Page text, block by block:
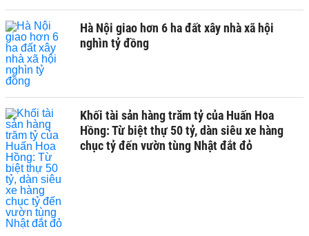
Hà Nội giao hơn 6 ha đất xây nhà xã hội
nghìn tỷ đồng
Khối tài sản hàng trăm tỷ của Huấn Hoa
Hồng: Từ biệt thự 50 tỷ, dàn siêu xe hàng
chục tỷ đến vườn tùng Nhật đắt đỏ